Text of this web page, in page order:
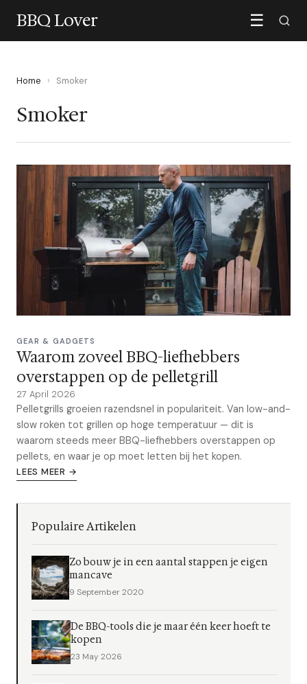
BBQ Lover ☰
Home › Smoker
Smoker
GEAR & GADGETS
Waarom zoveel BBQ-liefhebbers
overstappen op de pelletgrill
27 April 2026
Pelletgrills groeien razendsnel in populariteit. Van low-and-
slow roken tot grillen op hoge temperatuur — dit is
waarom steeds meer BBQ-liefhebbers overstappen op
pellets, en waar je op moet letten bij het kopen.
LEES MEER →
Populaire Artikelen
Zo bouw je in een aantal stappen je eigen
mancave
9 September 2020
De BBQ-tools die je maar één keer hoeft te
kopen
23 May 2026